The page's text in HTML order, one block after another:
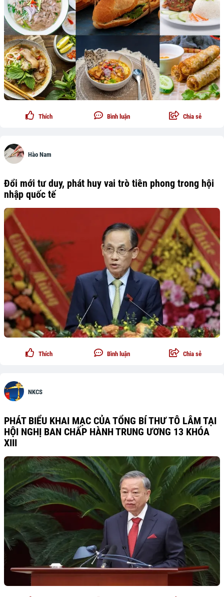
Thích Bình luận Chia sẻ
Hào Nam
Đổi mới tư duy, phát huy vai trò tiên phong trong hội
nhập quốc tế
Thích Bình luận Chia sẻ
NKCS
PHÁT BIỂU KHAI MẠC CỦA TỔNG BÍ THƯ TÔ LÂM TẠI
HỘI NGHỊ BAN CHẤP HÀNH TRUNG ƯƠNG 13 KHÓA
XIII